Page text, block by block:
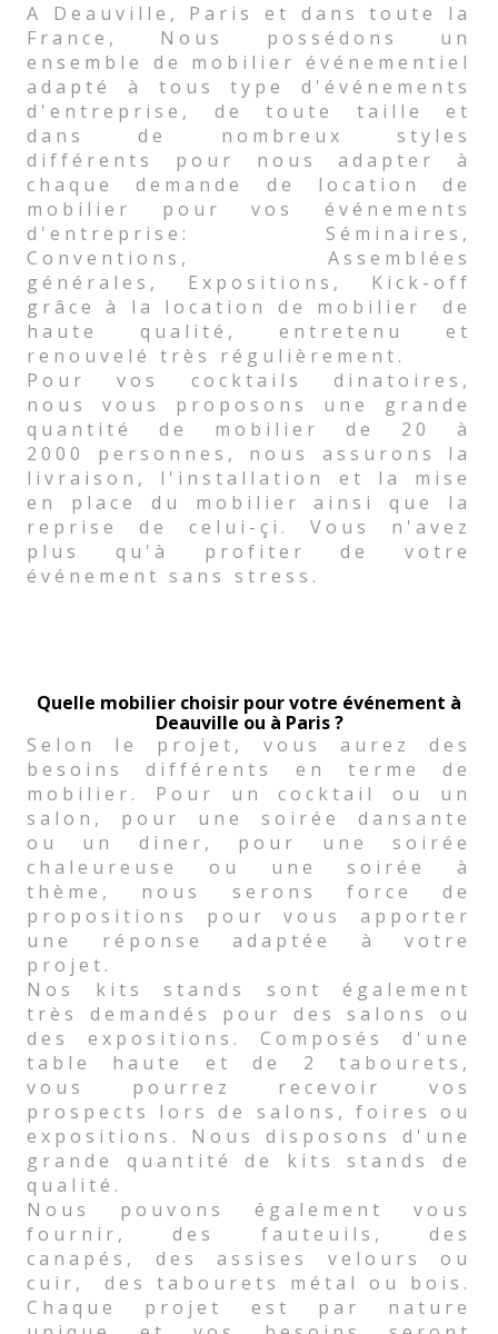
A Deauville, Paris et dans toute la
France, Nous possédons un
ensemble de mobilier événementiel
adapté à tous type d'événements
d'entreprise, de toute taille et
dans de nombreux styles
différents pour nous adapter à
chaque demande de location de
mobilier pour vos événements
d'entreprise: Séminaires,
Conventions, Assemblées
générales, Expositions, Kick-off
grâce à la location de mobilier de
haute qualité, entretenu et
renouvelé très régulièrement.
Pour vos cocktails dinatoires,
nous vous proposons une grande
quantité de mobilier de 20 à
2000 personnes, nous assurons la
livraison, l'installation et la mise
en place du mobilier ainsi que la
reprise de celui-çi. Vous n'avez
plus qu'à profiter de votre
événement sans stress.
Quelle mobilier choisir pour votre événement à
Deauville ou à Paris ?
Selon le projet, vous aurez des
besoins différents en terme de
mobilier. Pour un cocktail ou un
salon, pour une soirée dansante
ou un diner, pour une soirée
chaleureuse ou une soirée à
thème, nous serons force de
propositions pour vous apporter
une réponse adaptée à votre
projet.
Nos kits stands sont également
très demandés pour des salons ou
des expositions. Composés d'une
table haute et de 2 tabourets,
vous pourrez recevoir vos
prospects lors de salons, foires ou
expositions. Nous disposons d'une
grande quantité de kits stands de
qualité.
Nous pouvons également vous
fournir, des fauteuils, des
canapés, des assises velours ou
cuir, des tabourets métal ou bois.
Chaque projet est par nature